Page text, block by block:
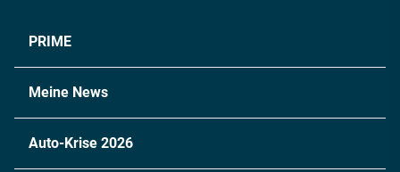
PRIME
Meine News
Auto-Krise 2026